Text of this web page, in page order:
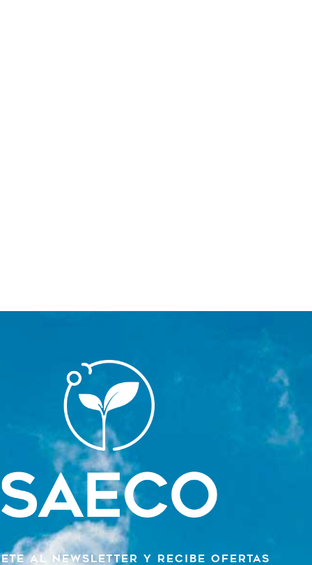
al newsletter y recibe ofertas